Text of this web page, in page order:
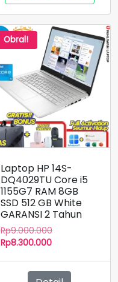
Obral!
Laptop HP 14S-
DQ4029TU Core i5
1155G7 RAM 8GB
SSD 512 GB White
GARANSI 2 Tahun
Rp9.000.000Harga
Rp8.300.000Harga
adalah: